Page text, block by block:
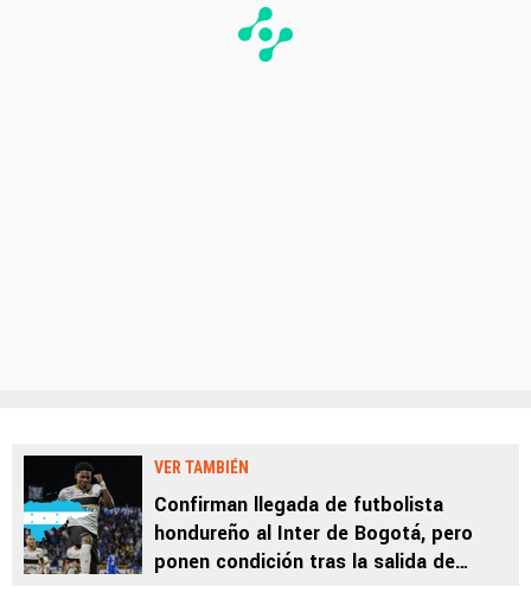
VER TAMBIÉN
Confirman llegada de futbolista
hondureño al Inter de Bogotá, pero
ponen condición tras la salida de